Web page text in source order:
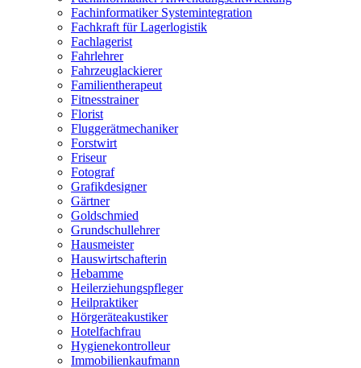
Fachinformatiker Systemintegration
Fachkraft für Lagerlogistik
Fachlagerist
Fahrlehrer
Fahrzeuglackierer
Familientherapeut
Fitnesstrainer
Florist
Fluggerätmechaniker
Forstwirt
Friseur
Fotograf
Grafikdesigner
Gärtner
Goldschmied
Grundschullehrer
Hausmeister
Hauswirtschafterin
Hebamme
Heilerziehungspfleger
Heilpraktiker
Hörgeräteakustiker
Hotelfachfrau
Hygienekontrolleur
Immobilienkaufmann